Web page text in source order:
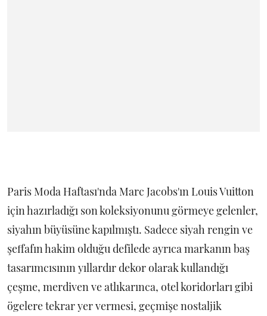
Paris Moda Haftası'nda Marc Jacobs'ın Louis Vuitton
için hazırladığı son koleksiyonunu görmeye gelenler,
siyahın büyüsüne kapılmıştı. Sadece siyah rengin ve
şeffafın hakim olduğu defilede ayrıca markanın baş
tasarımcısının yıllardır dekor olarak kullandığı
çeşme, merdiven ve atlıkarınca, otel koridorları gibi
ögelere tekrar yer vermesi, geçmişe nostaljik